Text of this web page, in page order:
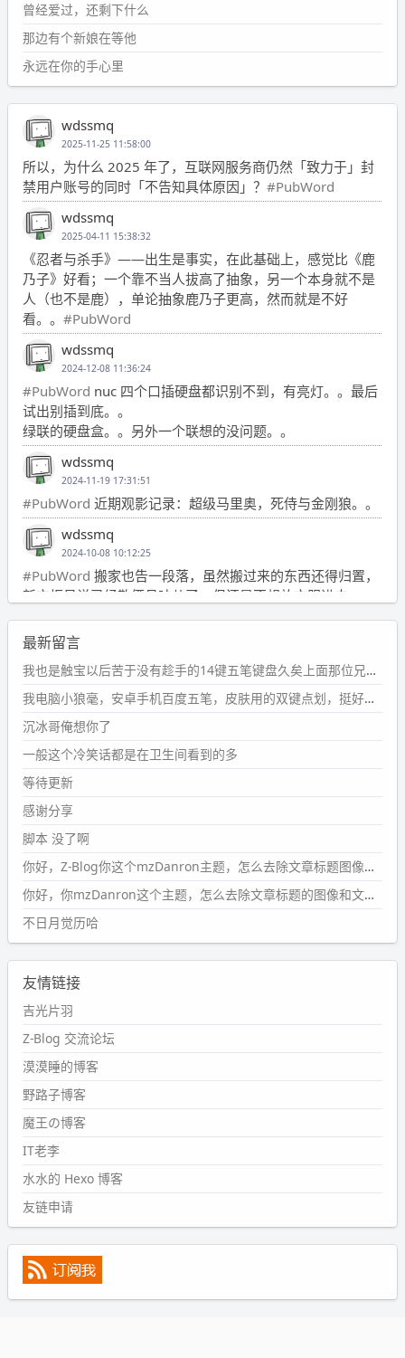
曾经爱过，还剩下什么
那边有个新娘在等他
永远在你的手心里
wdssmq
2025-11-25 11:58:00
所以，为什么 2025 年了，互联网服务商仍然「致力于」封
禁用户账号的同时「不告知具体原因」？ #PubWord
wdssmq
2025-04-11 15:38:32
《忍者与杀手》——出生是事实，在此基础上，感觉比《鹿
乃子》好看；一个靠不当人拔高了抽象，另一个本身就不是
人（也不是鹿），单论抽象鹿乃子更高，然而就是不好
看。。 #PubWord
wdssmq
2024-12-08 11:36:24
#PubWord nuc 四个口插硬盘都识别不到，有亮灯。。最后
试出别插到底。。
绿联的硬盘盒。。另外一个联想的没问题。。
wdssmq
2024-11-19 17:31:51
#PubWord 近期观影记录：超级马里奥，死侍与金刚狼。。
wdssmq
2024-10-08 10:12:25
#PubWord 搬家也告一段落，虽然搬过来的东西还得归置，
新衣柜虽说已经散俩月味儿了，但还是不想放衣服进去。
wdssmq
2024-09-23 21:00:49
#PubWord要不我每年汇总整理一次？？碎雨集_沉冰浮水_
第1页https://www.wdssmq.com/tag/%E7%A2%8E%E9%9
B%A8%E9%9B%86/
wdssmq
2024-09-23 20:58:40
#PubWord
条嘟？？？？
wdssmq
2024-09-15 10:32:07
#PubWordVSCode 内 git 操作卡住的时候没办法主动取消
一直是个痛点，一般都是推送或拉取，今天连提交都卡
了。。
wdssmq
2024-09-11 08:45:43
#PubWord
然后天凉了，为了应对踢被子买了睡袋，不知道 1.2 米会不
会略窄。。
wdssmq
2024-09-09 19:43:00
#PubWord
表，21 年 11 月底发现 B 站上线了这部，直到前几天才看
完，还是分两次看的。。接下来有五项是 2019 年的，都是
电影 —— 略长的待办列表。。
最新留言
我也是触宝以后苦于没有趁手的14键五笔键盘久矣上面那位兄台用的百度双键点划布局我也用过很久，那个皮肤做得很粗糙，个别键位的触发区域是错位的，快速打字时很容易出错，修改它的皮肤文件校正后勉强能用，但早年出的皮肤分辨率太低，实在谈不上美观。百度小米定制版的商店里有一个"小黑板"皮肤还不错(百度官方输入法商店里没有)，但那个风格我不喜欢这两天找到了一个叫"森林集"的公众号，开发了海量的皮肤，很多都有14键版本，付费但很便宜，几块钱，终于有自己满意的输入法了搜了一下，这个工作室还是百度的官方合作伙伴，不知道为什么14键作品都不在官方商店上架，难道是百度官方在刻意放弃14键？
我电脑小狼毫，安卓手机百度五笔，皮肤用的双键点划，挺好的。
沉冰哥俺想你了
一般这个冷笑话都是在卫生间看到的多
等待更新
感谢分享
脚本 没了啊
你好，Z-Blog你这个mzDanron主题，怎么去除文章标题图像和文章摘要，仅显示标题，感谢回复！
你好，你mzDanron这个主题，怎么去除文章标题的图像和文章摘要！仅显示标题，感谢回复解决！
不日月觉历哈
友情链接
吉光片羽
Z-Blog 交流论坛
漠漠睡的博客
野路子博客
魔王の博客
IT老李
水水的 Hexo 博客
友链申请